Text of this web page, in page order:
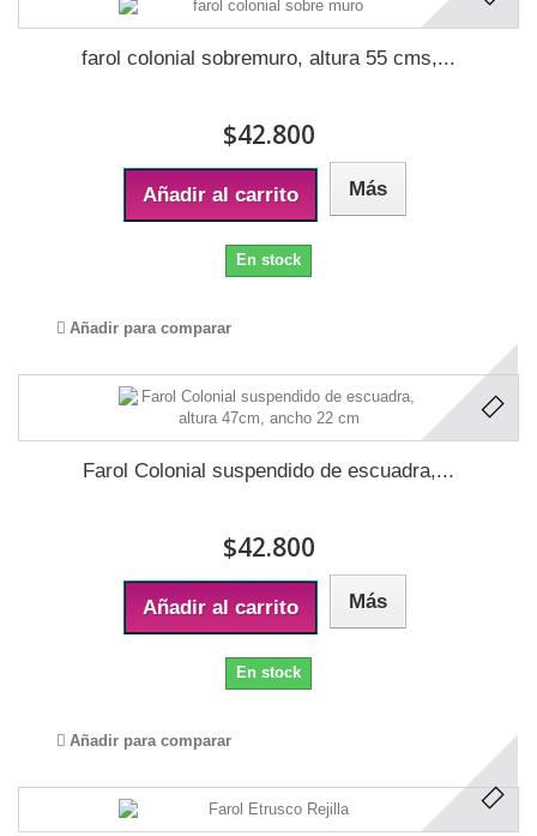
farol colonial sobremuro, altura 55 cms,...
$42.800
Añadir al carrito Más
En stock
Añadir para comparar
Farol Colonial suspendido de escuadra,...
$42.800
Añadir al carrito Más
En stock
Añadir para comparar